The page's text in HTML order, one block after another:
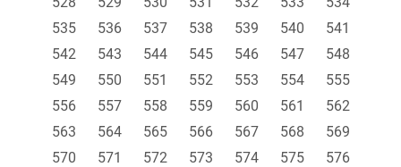
535
536 537 538 539 540
541
542
543 544 545 546 547
548
549
550 551 552 553 554
555
556
557 558 559 560 561
562
563
564 565 566 567 568
569
570
571 572 573 574 575
576